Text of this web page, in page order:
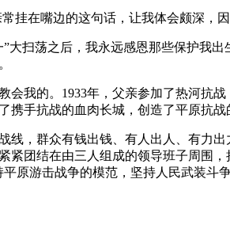
挂在嘴边的这句话，让我体会颇深，
”大扫荡之后，我永远感恩那些保护我
会我的。1933年，父亲参加了热河抗
携手抗战的血肉长城，创造了平原抗战
线，群众有钱出钱、有人出人、有力
紧团结在由三人组成的领导班子周围
平原游击战争的模范，坚持人民武装斗